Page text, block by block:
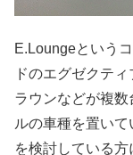
E.Loungeという
ドのエグゼクテ
ラウンなどが複
ルの車種を置い
を検討している方